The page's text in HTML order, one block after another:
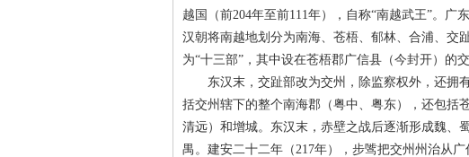
越国（前204年至前111年），自称“南越武王”。
汉朝将南越地划分为南海、苍梧、郁林、合浦、交
为“十三部”，其中设在苍梧郡广信县（今封开）的
东汉末，交趾部改为交州，除监察权外，还拥有
括交州辖下的整个南海郡（粤中、粤东），还包括
清远）和增城。东汉末，赤壁之战后逐渐形成魏、
禺。建安二十二年（217年），步骘把交州州治从